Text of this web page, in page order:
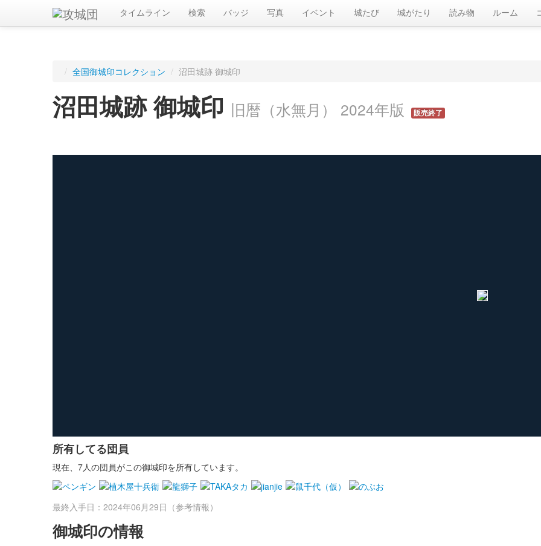
タイムライン 検索 バッジ 写真 イベント 城たび 城がたり 読み物 ルーム
/ 全国御城印コレクション / 沼田城跡 御城印
沼田城跡 御城印 旧暦（水無月） 2024年版 販売終了
所有してる団員
現在、7人の団員がこの御城印を所有しています。
最終入手日：2024年06月29日（参考情報）
御城印の情報